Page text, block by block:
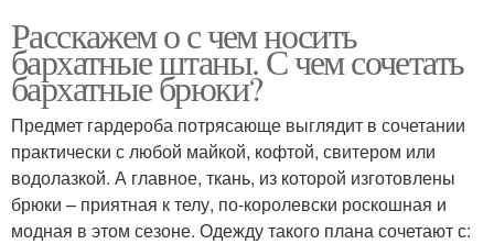
Расскажем о с чем носить
бархатные штаны. С чем сочетать
бархатные брюки?
Предмет гардероба потрясающе выглядит в сочетании
практически с любой майкой, кофтой, свитером или
водолазкой. А главное, ткань, из которой изготовлены
брюки – приятная к телу, по-королевски роскошная и
модная в этом сезоне. Одежду такого плана сочетают с: